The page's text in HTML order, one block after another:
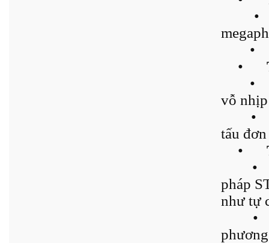
•
•
•
•
vỗ nhịp
•
tấu
•
•
pháp
như tự
•